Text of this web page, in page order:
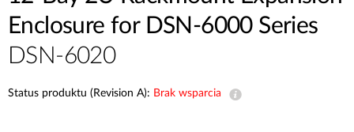
Enclosure for DSN-6000 Series
DSN-6020
Status produktu (Revision A): Brak wsparcia